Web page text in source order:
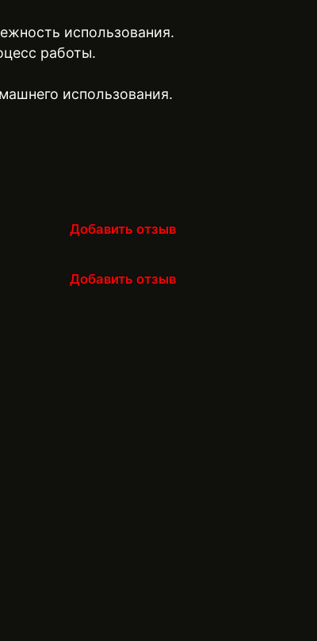
использования.
работы.
использования.
Добавить отзыв
Добавить отзыв